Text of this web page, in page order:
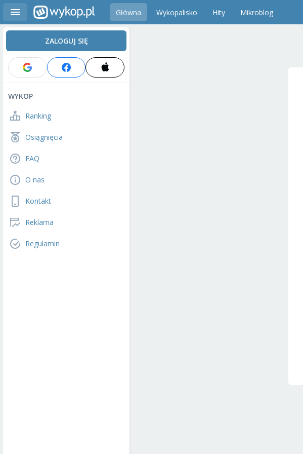
Główna Wykopalisko Hity Mikroblog
ZALOGUJ SIĘ
WYKOP
Ranking
Osiągnięcia
FAQ
O nas
Kontakt
Reklama
Regulamin